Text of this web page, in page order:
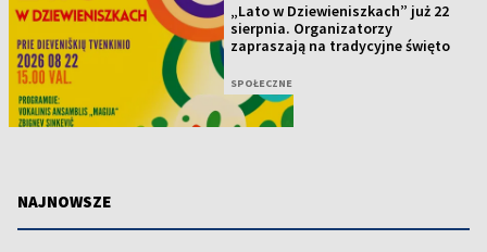
„Lato w Dziewieniszkach” już 22
sierpnia. Organizatorzy
zapraszają na tradycyjne święto
SPOŁECZNE
NAJNOWSZE